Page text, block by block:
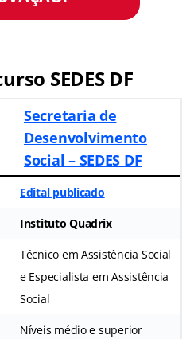
SEDES DF
Secretaria de
Desenvolvimento
Social – SEDES DF
Edital publicado
Instituto Quadrix
Técnico em Assistência Social
e Especialista em Assistência
Social
Níveis médio e superior